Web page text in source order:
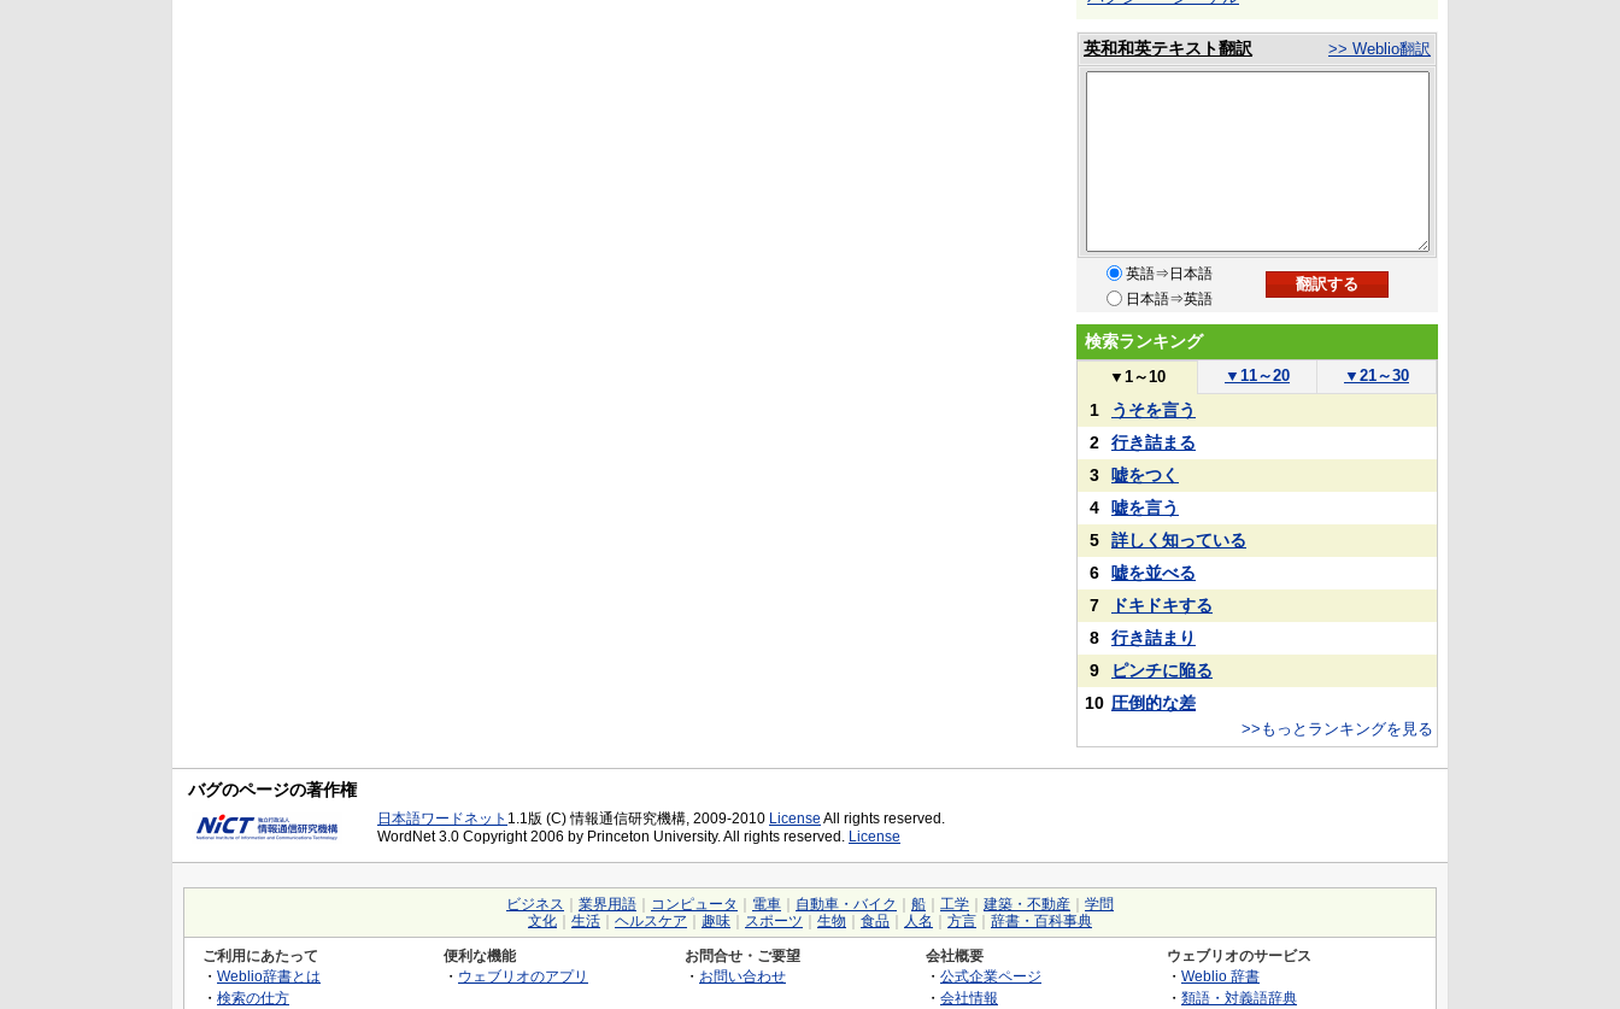
英和和英テキスト翻訳 >> Weblio翻訳
英語⇒日本語
日本語⇒英語
検索ランキング
▼ 1～10 ▼ 11～20 ▼ 21～30
1
うそを言う
2
行き詰まる
3
嘘をつく
4
嘘を言う
5
詳しく知っている
6
嘘を並べる
7
ドキドキする
8
行き詰まり
9
ピンチに陥る
10 圧倒的な差
>>もっとランキングを見る
バグのページの著作権
日本語ワードネット 1.1版 (C) 情報通信研究機構, 2009-2010 License All rights reserved.
WordNet 3.0 Copyright 2006 by Princeton University. All rights reserved. License
ビジネス 業界用語 コンピュータ 電車 自動車・バイク 船 工学 建築・不動産
学問
文化
生活 ヘルスケア 趣味 スポーツ 生物 食品 人名 方言 辞書・百科事典
ご利用にあたって
・ Weblio辞書とは
・ 検索の仕方
便利な機能
・ ウェブリオのアプリ
お問合せ・ご要望
・ お問い合わせ
会社概要
・ 公式企業ページ
・ 会社情報
ウェブリオのサービス
・ Weblio 辞書
・ 類語・対義語辞典